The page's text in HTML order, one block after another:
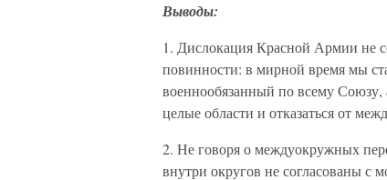
Выводы:
1. Дислокация Красной Армии не
повинности: в мирной время мы
военнообязанный по всему
целые области и отказаться от
2. Не говоря о междуокружных
внутри округов не согласованы с